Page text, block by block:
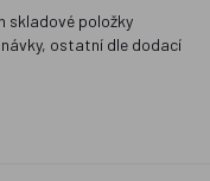
skladové položky
ostatní dle dodací